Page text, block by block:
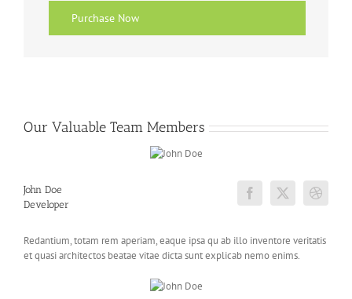
Purchase Now
Our Valuable Team Members
John Doe
Developer
Redantium, totam rem aperiam, eaque ipsa qu ab illo inventore veritatis
et quasi architectos beatae vitae dicta sunt explicab nemo enims.